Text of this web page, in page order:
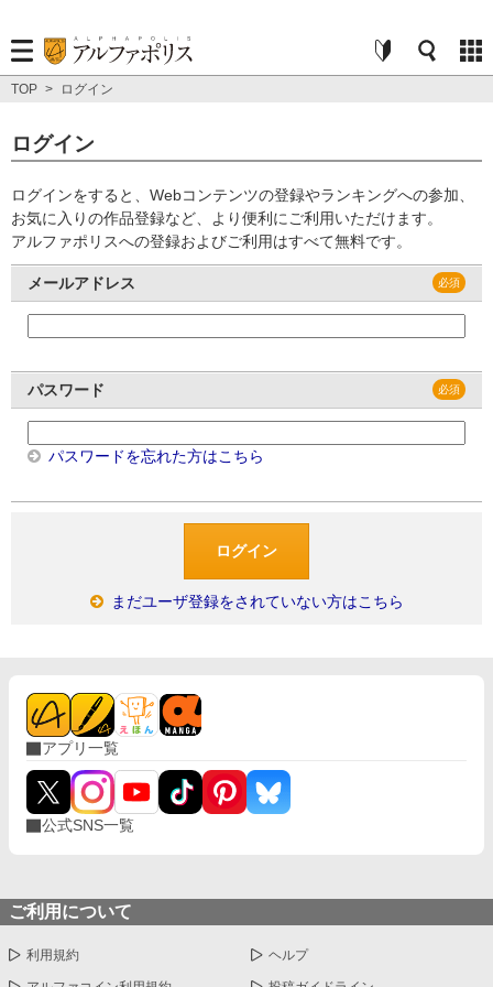
TOP > ログイン
ログイン
ログインをすると、Webコンテンツの登録やランキングへの参加、
お気に入りの作品登録など、より便利にご利用いただけます。
アルファポリスへの登録およびご利用はすべて無料です。
メールアドレス
パスワード
パスワードを忘れた方はこちら
まだユーザ登録をされていない方はこちら
アプリ一覧
公式SNS一覧
ご利用について
利用規約 ヘルプ